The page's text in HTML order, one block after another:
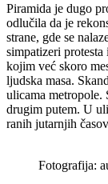
Piramida je dugo
odlučila da je
strane, gde se
simpatizeri
kojim već skoro
ljudska masa.
ulicama metropole.
drugim putem. U
ranih jutarnjih
Fotografija: